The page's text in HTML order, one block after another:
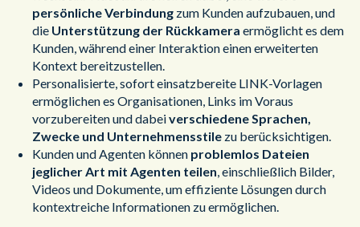
persönliche Verbindung zum Kunden aufzubauen, und
die Unterstützung der Rückkamera ermöglicht es dem
Kunden, während einer Interaktion einen erweiterten
Kontext bereitzustellen.
Personalisierte, sofort einsatzbereite LINK-Vorlagen
ermöglichen es Organisationen, Links im Voraus
vorzubereiten und dabeiverschiedene Sprachen,
Zwecke und Unternehmensstile zu berücksichtigen.
Kunden und Agenten können problemlos Dateien
jeglicher Art mit Agenten teilen, einschließlich Bilder,
Videos und Dokumente, um effiziente Lösungen durch
kontextreiche Informationen zu ermöglichen.